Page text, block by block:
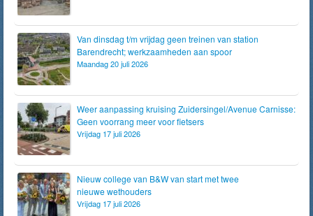
Van dinsdag t/m vrijdag geen treinen van station
Barendrecht; werkzaamheden aan spoor
Maandag 20 juli 2026
Weer aanpassing kruising Zuidersingel/Avenue Carnisse:
Geen voorrang meer voor fietsers
Vrijdag 17 juli 2026
Nieuw college van B&W van start met twee
nieuwe wethouders
Vrijdag 17 juli 2026